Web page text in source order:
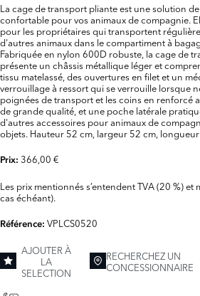
La cage de transport pliante est une solution
confortable pour vos animaux de compagnie.
pour les propriétaires qui transportent
d'autres animaux dans le compartiment à
Fabriquée en nylon 600D robuste, la cage de
présente un châssis métallique léger et
tissu matelassé, des ouvertures en filet et un
verrouillage à ressort qui se verrouille lorsque
poignées de transport et les coins en renforcé
de grande qualité, et une poche latérale
d'autres accessoires pour animaux de
objets. Hauteur 52 cm, largeur 52 cm,
Prix: 366,00 €
Les prix mentionnés s’entendent TVA (20 %)
cas échéant).
Référence: VPLCS0520
AJOUTER À
LA
SELECTION
RECHERCHEZ UN
CONCESSIONNAIRE